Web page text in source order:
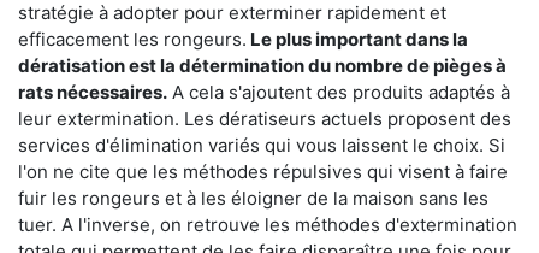
stratégie à adopter pour exterminer rapidement et
efficacement les rongeurs. Le plus important dans la
dératisation est la détermination du nombre de pièges à
rats nécessaires. A cela s'ajoutent des produits adaptés à
leur extermination. Les dératiseurs actuels proposent des
services d'élimination variés qui vous laissent le choix. Si
l'on ne cite que les méthodes répulsives qui visent à faire
fuir les rongeurs et à les éloigner de la maison sans les
tuer. A l'inverse, on retrouve les méthodes d'extermination